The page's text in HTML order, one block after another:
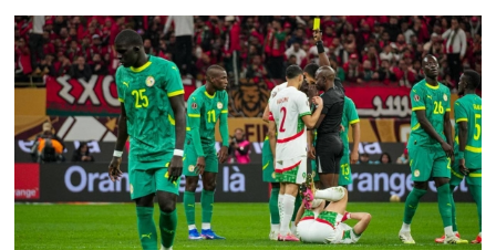
المجمع الرياضي الأمير مولاي عبد الله بالرباط. وأكدت مصادر قضائية
مغربية لوكالة الأنباء الفرنسية، أنه تم وضع المشجعين السنغاليين رهن
الحراسة النظرية، بتعليمات من النيابة العامة بمحكمة […]